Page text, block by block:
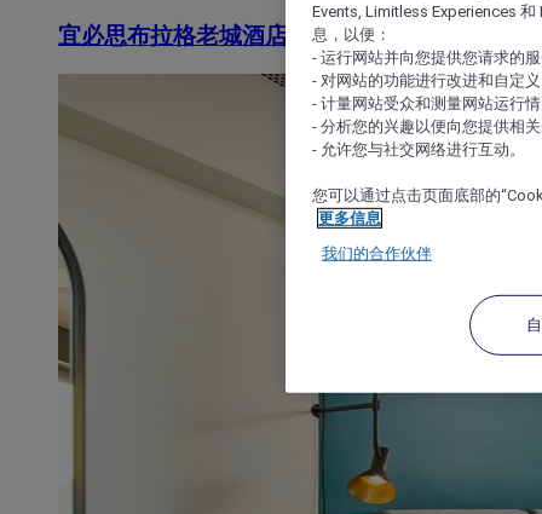
宜必思布拉格老城酒店
Events, Limitless Experiences 和
息，以便：
- 运行网站并向您提供您请求的
- 对网站的功能进行改进和自定义
- 计量网站受众和测量网站运行
- 分析您的兴趣以便向您提供相
- 允许您与社交网络进行互动。
您可以通过点击页面底部的
更多信息
我们的合作伙伴